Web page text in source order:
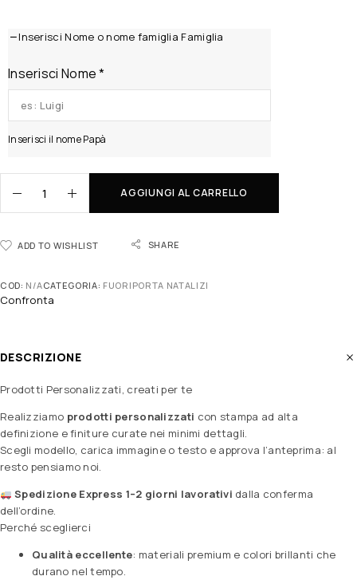
Inserisci Nome o nome famiglia Famiglia
Inserisci Nome*
Inserisci il nome Papà
AGGIUNGI AL CARRELLO
ADD TO WISHLIST SHARE
COD: N/ACATEGORIA: FUORIPORTA NATALIZI
Confronta
DESCRIZIONE
Prodotti Personalizzati, creati per te
Realizziamo prodotti personalizzati con stampa ad alta
definizione e finiture curate nei minimi dettagli.
Scegli modello, carica immagine o testo e approva l’anteprima: al
resto pensiamo noi.
Spedizione Express 1–2 giorni lavorativi dalla conferma
dell’ordine.
Perché sceglierci
Qualità eccellente: materiali premium e colori brillanti che
durano nel tempo.